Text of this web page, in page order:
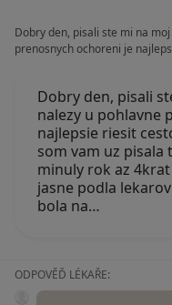
Dobry den, pisali ste mi na
prenosnych ochoreni je
Dobry den, pisali
nalezy u pohlavne
najlepsie riesit
som vam uz pisala
minuly rok az
jasne podla
bola na…
ODPOVĚĎ LÉKAŘE: